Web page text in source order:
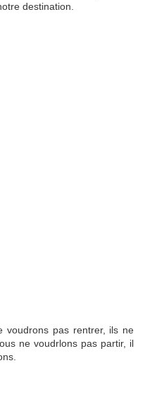
destination.
voudrons pas rentrer, ils ne
ne voudrlons pas partir, il